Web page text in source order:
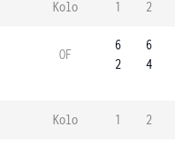
Kolo 1 2
OF
6
2
6
4
Kolo 1 2